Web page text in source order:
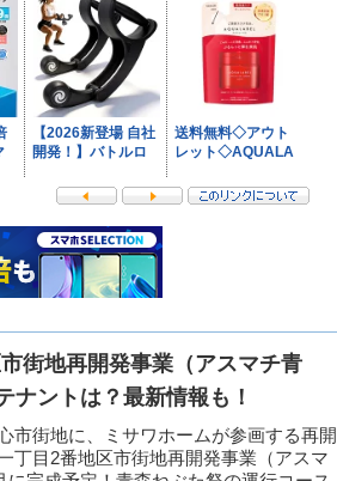
街地再開発事業（アスマチ青
ナントは？最新情報も！
市街地に、ミサワホームが参画する再開
丁目2番地区市街地再開発事業（アスマ